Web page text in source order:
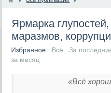
Ярмарка глупостей,
маразмов,
Избранное Всё За
за месяц
«Всё